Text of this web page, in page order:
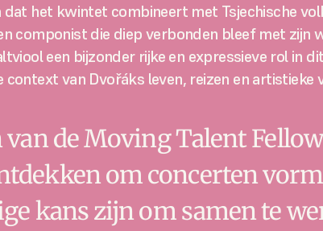
het kwintet combineert met Tsjechische
componist die diep verbonden bleef met
een bijzonder rijke en expressieve rol in
van Dvořáks leven, reizen en
de Moving Talent
om concerten
kans zijn om samen te